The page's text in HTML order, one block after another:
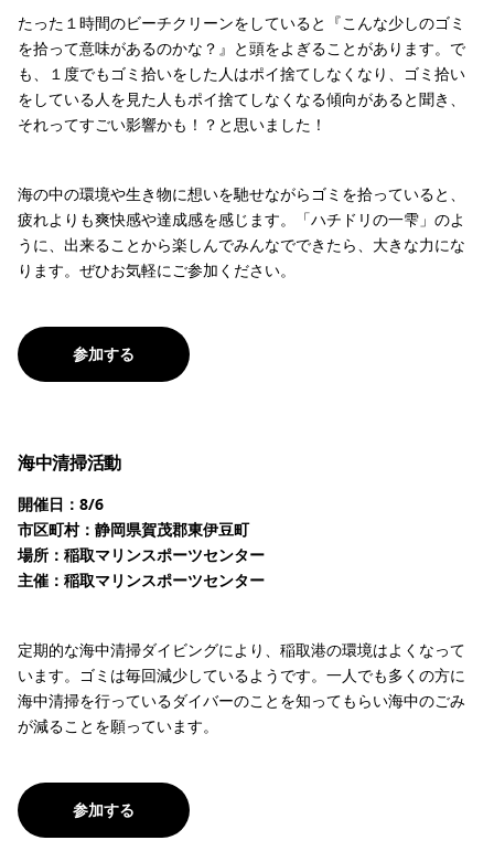
たった１時間のビーチクリーンをしていると『こんな少しのゴミ
を拾って意味があるのかな？』と頭をよぎることがあります。で
も、１度でもゴミ拾いをした人はポイ捨てしなくなり、ゴミ拾い
をしている人を見た人もポイ捨てしなくなる傾向があると聞き、
それってすごい影響かも！？と思いました！
海の中の環境や生き物に想いを馳せながらゴミを拾っていると、
疲れよりも爽快感や達成感を感じます。「ハチドリの一雫」のよ
うに、出来ることから楽しんでみんなでできたら、大きな力にな
ります。ぜひお気軽にご参加ください。
参加する
海中清掃活動
開催日：8/6
市区町村：静岡県賀茂郡東伊豆町
場所：稲取マリンスポーツセンター
主催：稲取マリンスポーツセンター
定期的な海中清掃ダイビングにより、稲取港の環境はよくなって
います。ゴミは毎回減少しているようです。一人でも多くの方に
海中清掃を行っているダイバーのことを知ってもらい海中のごみ
が減ることを願っています。
参加する